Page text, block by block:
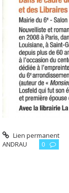
Lien permanent
ANDRAU
0